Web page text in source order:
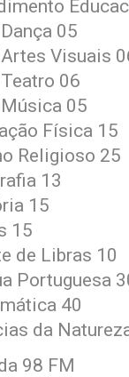
05
Visuais
06
05
Física 15
Religioso 25
13
15
15
de Libras 10
Portuguesa
40
da
98 FM